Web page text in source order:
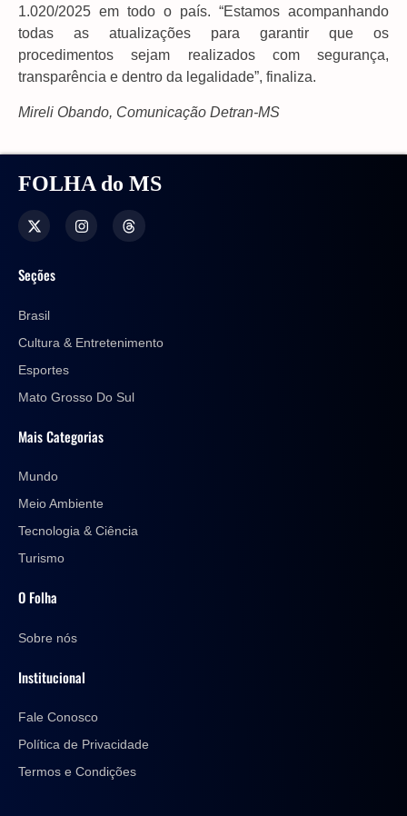
1.020/2025 em todo o país. “Estamos acompanhando
todas as atualizações para garantir que os
procedimentos sejam realizados com segurança,
transparência e dentro da legalidade”, finaliza.
Mireli Obando, Comunicação Detran-MS
FOLHA do MS
Seções
Brasil
Cultura & Entretenimento
Esportes
Mato Grosso Do Sul
Mais Categorias
Mundo
Meio Ambiente
Tecnologia & Ciência
Turismo
O Folha
Sobre nós
Institucional
Fale Conosco
Política de Privacidade
Termos e Condições